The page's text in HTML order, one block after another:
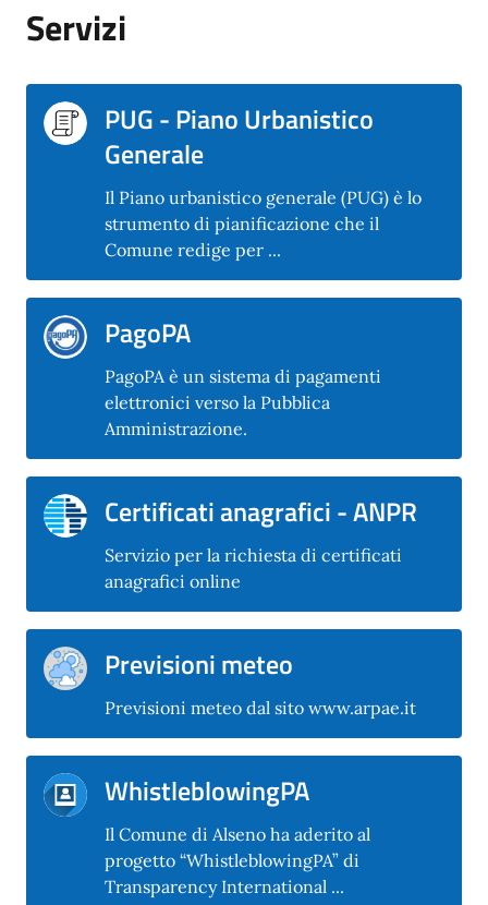
Servizi
PUG - Piano Urbanistico
Generale
Il Piano urbanistico generale (PUG) è lo
strumento di pianificazione che il
Comune redige per ...
PagoPA
PagoPA è un sistema di pagamenti
elettronici verso la Pubblica
Amministrazione.
Certificati anagrafici - ANPR
Servizio per la richiesta di certificati
anagrafici online
Previsioni meteo
Previsioni meteo dal sito www.arpae.it
WhistleblowingPA
Il Comune di Alseno ha aderito al
progetto “WhistleblowingPA” di
Transparency International ...